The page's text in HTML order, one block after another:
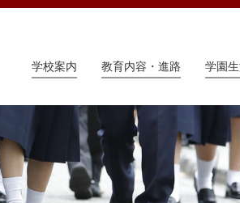
学校案内 教育内容・進路 学園